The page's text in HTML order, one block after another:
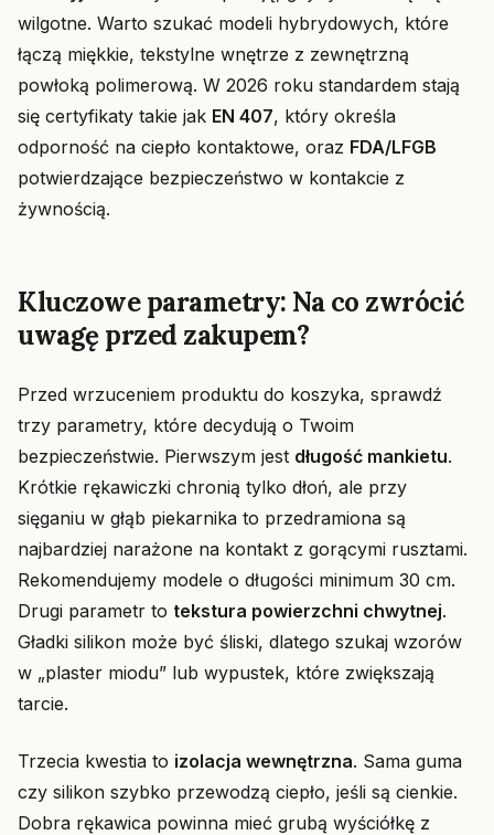
wilgotne. Warto szukać modeli hybrydowych, które
łączą miękkie, tekstylne wnętrze z zewnętrzną
powłoką polimerową. W 2026 roku standardem stają
się certyfikaty takie jak EN 407, który określa
odporność na ciepło kontaktowe, oraz FDA/LFGB
potwierdzające bezpieczeństwo w kontakcie z
żywnością.
Kluczowe parametry: Na co zwrócić
uwagę przed zakupem?
Przed wrzuceniem produktu do koszyka, sprawdź
trzy parametry, które decydują o Twoim
bezpieczeństwie. Pierwszym jest długość mankietu.
Krótkie rękawiczki chronią tylko dłoń, ale przy
sięganiu w głąb piekarnika to przedramiona są
najbardziej narażone na kontakt z gorącymi rusztami.
Rekomendujemy modele o długości minimum 30 cm.
Drugi parametr to tekstura powierzchni chwytnej.
Gładki silikon może być śliski, dlatego szukaj wzorów
w „plaster miodu” lub wypustek, które zwiększają
tarcie.
Trzecia kwestia to izolacja wewnętrzna. Sama guma
czy silikon szybko przewodzą ciepło, jeśli są cienkie.
Dobra rękawica powinna mieć grubą wyściółkę z